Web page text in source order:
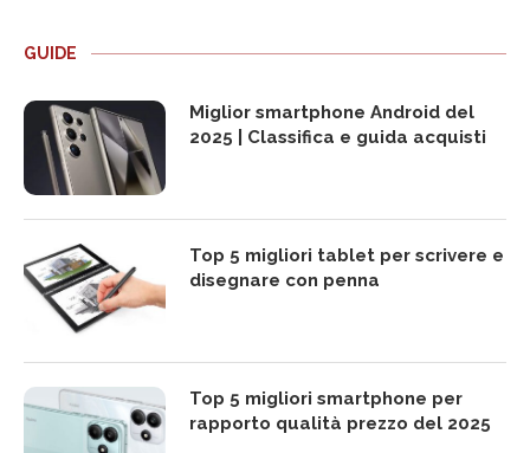
GUIDE
Miglior smartphone Android del
2025 | Classifica e guida acquisti
Top 5 migliori tablet per scrivere e
disegnare con penna
Top 5 migliori smartphone per
rapporto qualità prezzo del 2025